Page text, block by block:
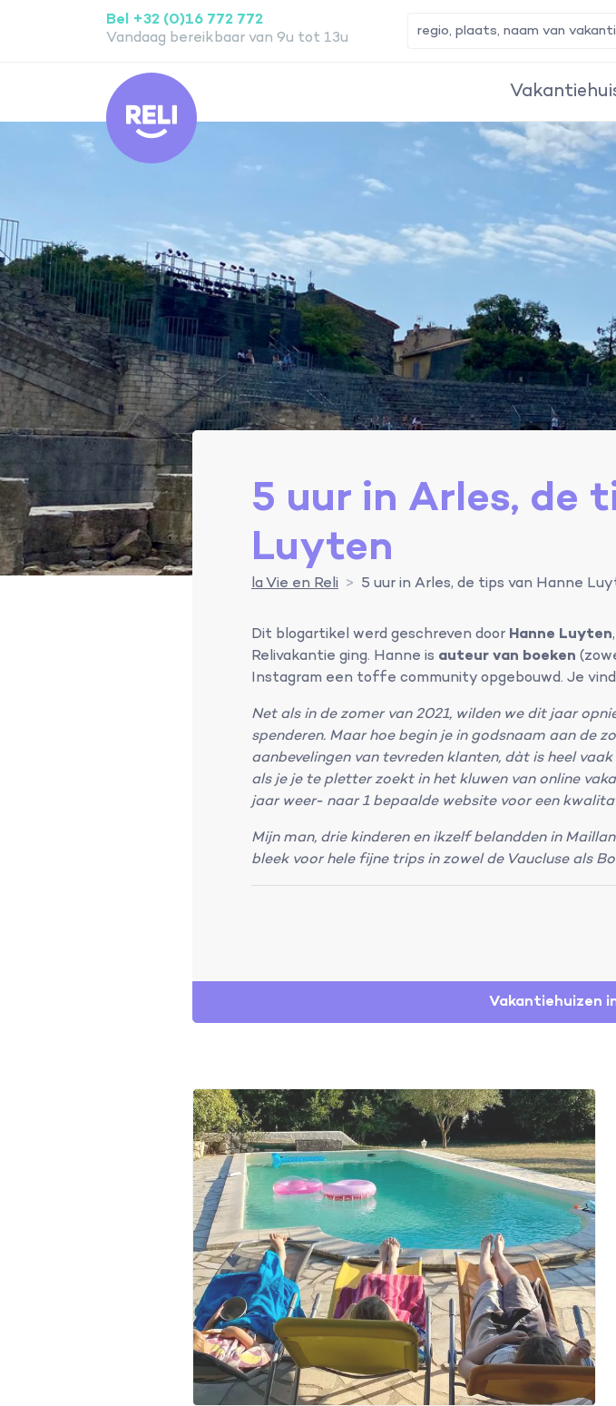
Reli
Bel +32 (0)16 772 772
Vandaag bereikbaar van 9u tot 13u
5 uur in Arles, de
Luyten
la Vie en Reli 5 uur in Arles, de tips van Hanne
Dit blogartikel werd geschreven door Hanne Luyten
Relivakantie ging. Hanne is auteur van boeken
Instagram een toffe community opgebouwd. Je
Net als in de zomer van 2021, wilden we dit jaar
spenderen. Maar hoe begin je in godsnaam aan de
aanbevelingen van tevreden klanten, dàt is heel
als je je te pletter zoekt in het kluwen van online
jaar weer- naar 1 bepaalde website voor een
Mijn man, drie kinderen en ikzelf belandden in
bleek voor hele fijne trips in zowel de Vaucluse als
Vakantiehuizen